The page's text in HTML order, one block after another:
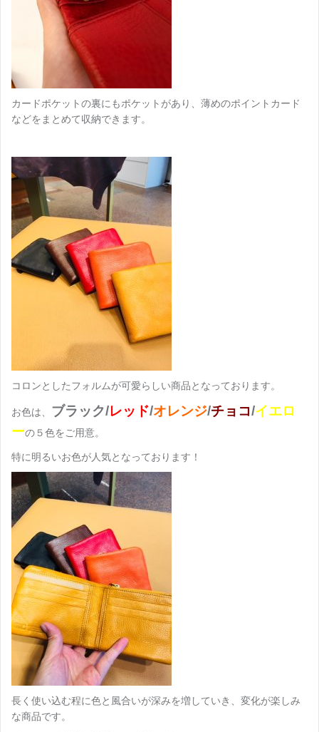
カードポケットの裏にもポケットがあり、薄めのポイントカード
などをまとめて収納できます。
コロンとしたフォルムが可愛らしい商品となっております。
お色は、 ブラック/レッド/オレンジ/チョコ/イエロ
ーの５色をご用意。
特に明るいお色が人気となっております！
長く使い込む程に色と風合いが深みを増していき、変化が楽しみ
な商品です。